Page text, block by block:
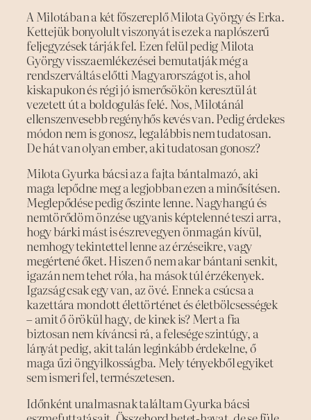
A Milotában a két főszereplő Milota György és Erka.
Kettejük bonyolult viszonyát is ezek a naplószerű
feljegyzések tárják fel. Ezen felül pedig Milota
György visszaemlékezései bemutatják még a
rendszerváltás előtti Magyarországot is, ahol
kiskapukon és régi jó ismerősökön keresztül át
vezetett út a boldogulás felé. Nos, Milotánál
ellenszenvesebb regényhős kevés van. Pedig érdekes
módon nem is gonosz, legalábbis nem tudatosan.
De hát van olyan ember, aki tudatosan gonosz?
Milota Gyurka bácsi az a fajta bántalmazó, aki
maga lepődne meg a legjobban ezen a minősítésen.
Meglepődése pedig őszinte lenne. Nagyhangú és
nemtörődöm önzése ugyanis képtelenné teszi arra,
hogy bárki mást is észrevegyen önmagán kívül,
nemhogy tekintettel lenne az érzéseikre, vagy
megértené őket. Hiszen ő nem akar bántani senkit,
igazán nem tehet róla, ha mások túl érzékenyek.
Igazság csak egy van, az övé. Ennek a csúcsa a
kazettára mondott élettörténet és életbölcsességek
– amit ő örökül hagy, de kinek is? Mert a fia
biztosan nem kíváncsi rá, a felesége szintúgy, a
lányát pedig, akit talán leginkább érdekelne, ő
maga űzi öngyilkosságba. Mely tényekből egyiket
sem ismeri fel, természetesen.
Időnként unalmasnak találtam Gyurka bácsi